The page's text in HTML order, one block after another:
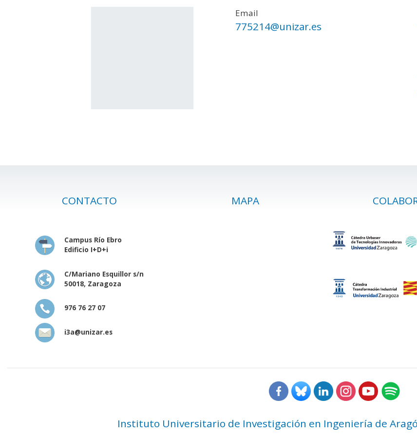
Email
775214@unizar.es
CONTACTO
Campus Río Ebro
Edificio I+D+i
C/Mariano Esquillor s/n
50018, Zaragoza
976 76 27 07
i3a@unizar.es
MAPA
Instituto Universitario de Investigación en Ingeniería de